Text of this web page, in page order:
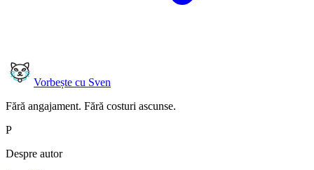
Vorbește cu Sven
Fără angajament. Fără costuri ascunse.
P
Despre autor